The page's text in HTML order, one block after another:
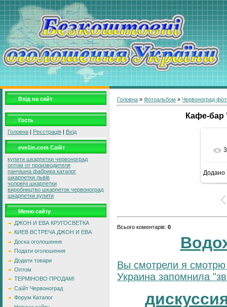
Вхід на сайт
Гость
Головна | Реєстрація | Вхід
eve1in.com Саїйт
купити шкарпетки червоноград
оптом от производителя
панчішна фабрика каталог
шкарпетки львів
чоловічі шкарпетки
виробництво шкарпеток червоноград
шкарпетки купити
Меню сайту
ДЖОН И ЕВА КРУГОСВЕТКА
КИЕВ ВСТРЕЧА ДЖОН И ЕВА
Доска оголошення
Подати оголошення
Додати товари
Оптом
ТЕРМІНОВО ПРОДАМ!
Саїйт Червоноград
Форум Каталог
Головна » Фотоальбом » Червоноград
Кафе-бар
Додано
Всього коментарів: 0
Вы смотрели я
Украина запомнила